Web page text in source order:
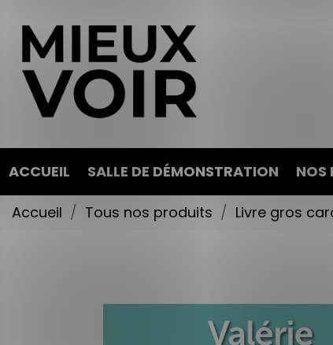
ACCUEIL SALLE DE DÉMONSTRATION NOS
Accueil Tous nos produits Livre gros